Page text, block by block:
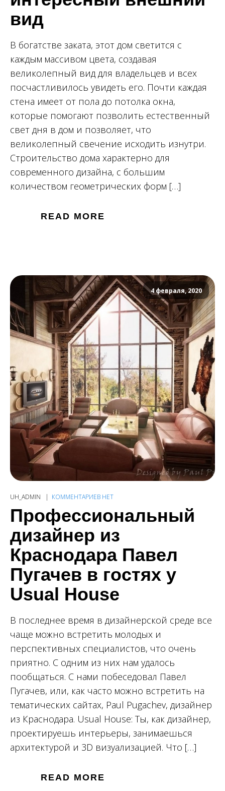
вид
В богатстве заката, этот дом светится с
каждым массивом цвета, создавая
великолепный вид для владельцев и всех
посчастливилось увидеть его. Почти каждая
стена имеет от пола до потолка окна,
которые помогают позволить естественный
свет дня в дом и позволяет, что
великолепный свечение исходить изнутри.
Строительство дома характерно для
современного дизайна, с большим
количеством геометрических форм […]
READ MORE
4 февраля, 2020
UH_ADMIN КОММЕНТАРИЕВ НЕТ
Профессиональный
дизайнер из
Краснодара Павел
Пугачев в гостях у
Usual House
В последнее время в дизайнерской среде все
чаще можно встретить молодых и
перспективных специалистов, что очень
приятно. С одним из них нам удалось
пообщаться. С нами побеседовал Павел
Пугачев, или, как часто можно встретить на
тематических сайтах, Paul Pugachev, дизайнер
из Краснодара. Usual House: Ты, как дизайнер,
проектируешь интерьеры, занимаешься
архитектурой и 3D визуализацией. Что […]
READ MORE